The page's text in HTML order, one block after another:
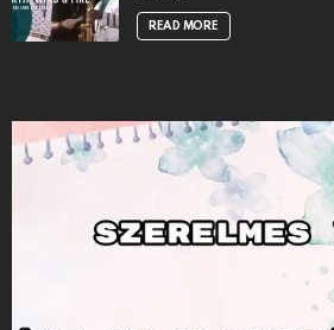
READ MORE